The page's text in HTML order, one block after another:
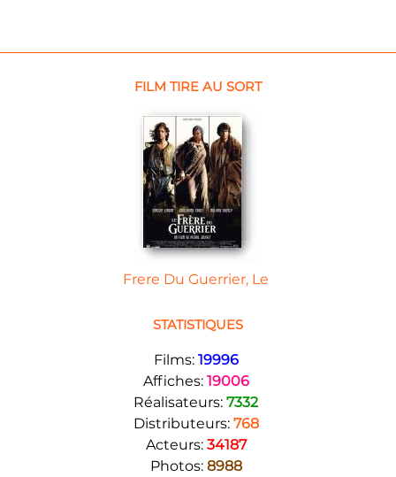
FILM TIRE AU SORT
Frere Du Guerrier, Le
STATISTIQUES
Films: 19996
Affiches: 19006
Réalisateurs: 7332
Distributeurs: 768
Acteurs: 34187
Photos: 8988